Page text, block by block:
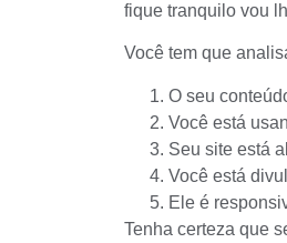
fique tranquilo vou
Você tem que
O seu
Você está
Seu site está
Você está
Ele é
Tenha certeza que